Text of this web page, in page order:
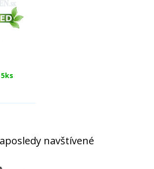
navštívené